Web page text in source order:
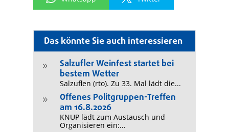
Das könnte Sie auch interessieren
9
Salzufler Weinfest startet bei
bestem Wetter
Salzuflen (rto). Zu 33. Mal lädt die...
9
Offenes Politgruppen-Treffen
am 16.8.2026
KNUP lädt zum Austausch und
Organisieren ein:...